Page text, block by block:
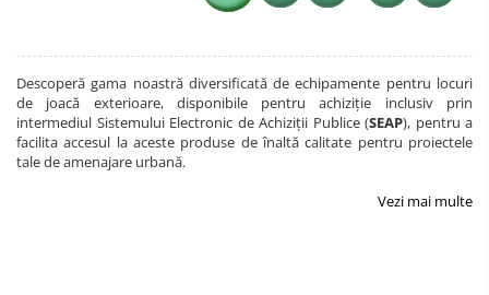
Descoperă gama noastră diversificată de echipamente pentru locuri
de joacă exterioare, disponibile pentru achiziție inclusiv prin
intermediul Sistemului Electronic de Achiziții Publice (SEAP), pentru a
facilita accesul la aceste produse de înaltă calitate pentru proiectele
tale de amenajare urbană.
Vezi mai multe